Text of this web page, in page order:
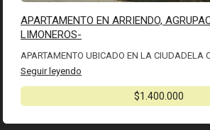
APARTAMENTO EN ARRIENDO,
LIMONEROS-
APARTAMENTO UBICADO EN LA CIUDADELA
Seguir leyendo
$1.400.000